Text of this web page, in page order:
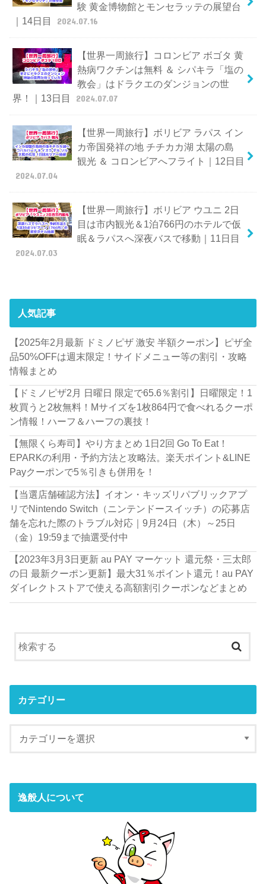
験 黄金博物館とモンセラッテの展望台
｜14日目
2024.07.16
【世界一周旅行】コロンビア ボゴタ 黄
熱病ワクチンは無料 ＆ シパキラ「塩の
教会」はドラクエのダンジョンの世
界！｜13日目
2024.07.07
【世界一周旅行】ボリビア ラパス イン
カ帝国発祥の地 チチカカ湖 太陽の島
観光 ＆ コロンビアへフライト｜12日目
2024.07.04
【世界一周旅行】ボリビア ウユニ 2日
目は市内観光＆1泊766円のホテルで仮
眠＆ラパスへ深夜バスで移動｜11日目
2024.07.03
人気記事
【2025年2月最新 ドミノピザ 激安 半額クーポン】ピザ全
品50%OFFは週末限定！サイドメニュー等の割引・攻略
情報まとめ
【ドミノピザ2月 日曜日 限定で65.6％割引】日曜限定！1
枚買うと2枚無料！Mサイズを1枚864円で食べれるクーポ
ン情報！ハーフ＆ハーフの裏技！
【無限くら寿司】やり方まとめ 1日2回 Go To Eat！
EPARKの利用・予約方法と攻略法。楽天ポイント&LINE
Payクーポンで5％引きも併用を！
【当選店舗確認方法】イオン・キッズリパブリックアプ
リでNintendo Switch（ニンテンドースイッチ）の応募店
舗を忘れた際のトラブル対応｜9月24日（木）～25日
（金）19:59まで抽選受付中
【2023年3月3日更新 au PAY マーケット 還元祭・三太郎
の日 最新クーポン更新】最大31％ポイント還元！au PAY
ダイレクトストアで使える高額割引クーポンなどまとめ
カテゴリー
逸般人について